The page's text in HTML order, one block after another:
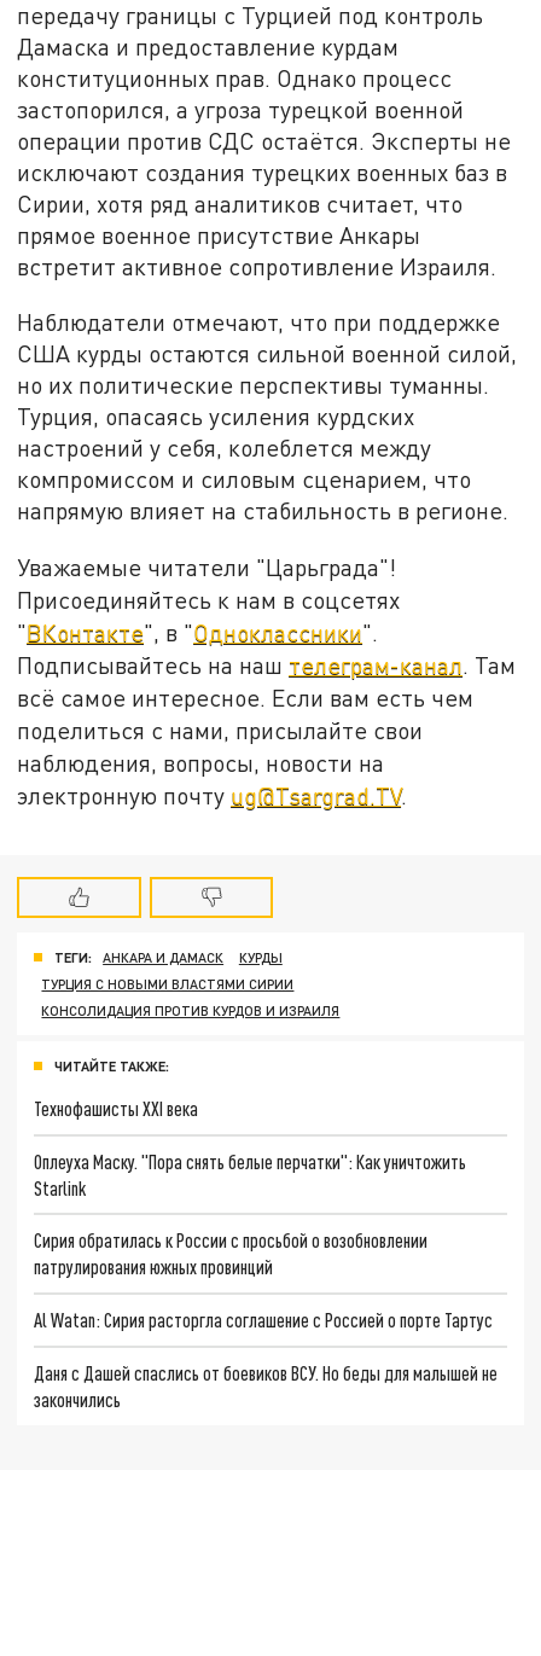
передачу границы с Турцией под контроль
Дамаска и предоставление курдам
конституционных прав. Однако процесс
застопорился, а угроза турецкой военной
операции против СДС остаётся. Эксперты не
исключают создания турецких военных баз в
Сирии, хотя ряд аналитиков считает, что
прямое военное присутствие Анкары
встретит активное сопротивление Израиля.
Наблюдатели отмечают, что при поддержке
США курды остаются сильной военной силой,
но их политические перспективы туманны.
Турция, опасаясь усиления курдских
настроений у себя, колеблется между
компромиссом и силовым сценарием, что
напрямую влияет на стабильность в регионе.
Уважаемые читатели "Царьграда"!
Присоединяйтесь к нам в соцсетях
"ВКонтакте", в "Одноклассники".
Подписывайтесь на наш телеграм-канал . Там
всё самое интересное. Если вам есть чем
поделиться с нами, присылайте свои
наблюдения, вопросы, новости на
электронную почту ug@Tsargrad.TV.
ТЕГИ: АНКАРА И ДАМАСК
КУРДЫ
ТУРЦИЯ С НОВЫМИ ВЛАСТЯМИ СИРИИ
КОНСОЛИДАЦИЯ ПРОТИВ КУРДОВ И ИЗРАИЛЯ
ЧИТАЙТЕ ТАКЖЕ:
Технофашисты XXI века
Оплеуха Маску. "Пора снять белые перчатки": Как уничтожить
Starlink
Сирия обратилась к России с просьбой о возобновлении
патрулирования южных провинций
Al Watan: Сирия расторгла соглашение с Россией о порте Тартус
Даня с Дашей спаслись от боевиков ВСУ. Но беды для малышей не
закончились